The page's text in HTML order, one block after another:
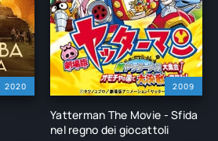
2020 2009
Yatterman The Movie - Sfida
nel regno dei giocattoli